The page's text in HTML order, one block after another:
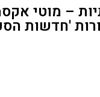
– מוטי
'חדשות